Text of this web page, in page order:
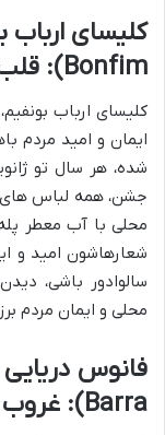
Bonfim): قلب ایمان مردم
کلیسای ارباب
ایمان و امید مردم
شده، هر سال تو
جشن، همه لباس
محلی با آب معطر
شعارهاشون امید و
سالوادور باشی،
محلی و ایمان مردم
Barra): غروب های فراموش نشدنی